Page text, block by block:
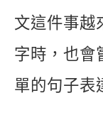
文這件事越
字時，也會
單的句子表